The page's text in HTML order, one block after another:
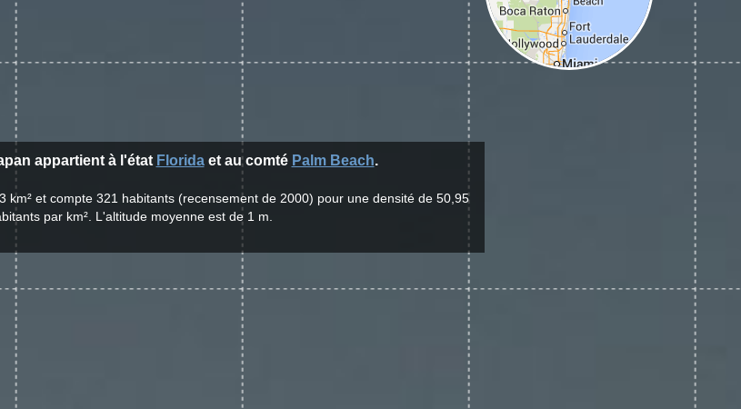
appartient à l'état Floridaet au comté Palm Beach.
km² et compte 321 habitants (recensement de 2000) pour une densité de 50,95
par km². L'altitude moyenne est de 1 m.